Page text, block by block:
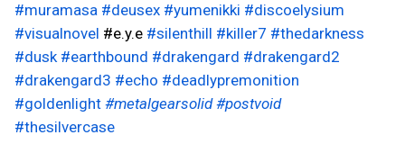
#muramasa #deusex #yumenikki #discoelysium
#visualnovel #e.y.e #silenthill #killer7 #thedarkness
#dusk #earthbound #drakengard #drakengard2
#drakengard3 #echo #deadlypremonition
#goldenlight #metalgearsolid #postvoid
#thesilvercase